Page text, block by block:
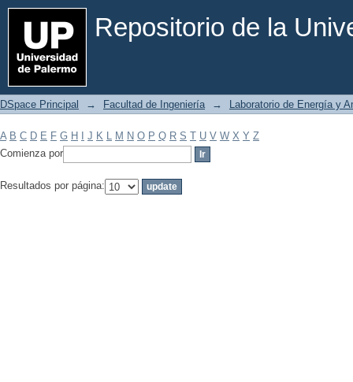
Repositorio de la
Filtrar por: Materia
DSpace Principal → Facultad de Ingeniería → Laboratorio de Energía y
A B C D E F G H J K L M N O P Q R S T U V W X Y Z
Comienza por
Resultados por página: